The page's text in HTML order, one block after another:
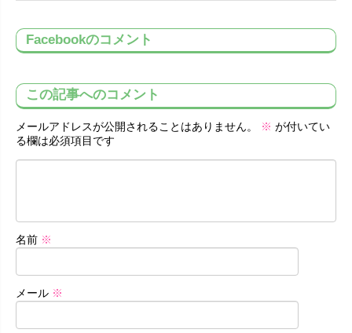
Facebookのコメント
この記事へのコメント
メールアドレスが公開されることはありません。 ※ が付いてい
る欄は必須項目です
名前 ※
メール ※